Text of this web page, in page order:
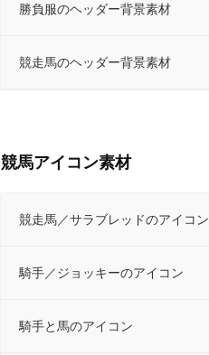
勝負服のヘッダー背景素材
競走馬のヘッダー背景素材
競馬アイコン素材
競走馬／サラブレッドのアイコン
騎手／ジョッキーのアイコン
騎手と馬のアイコン